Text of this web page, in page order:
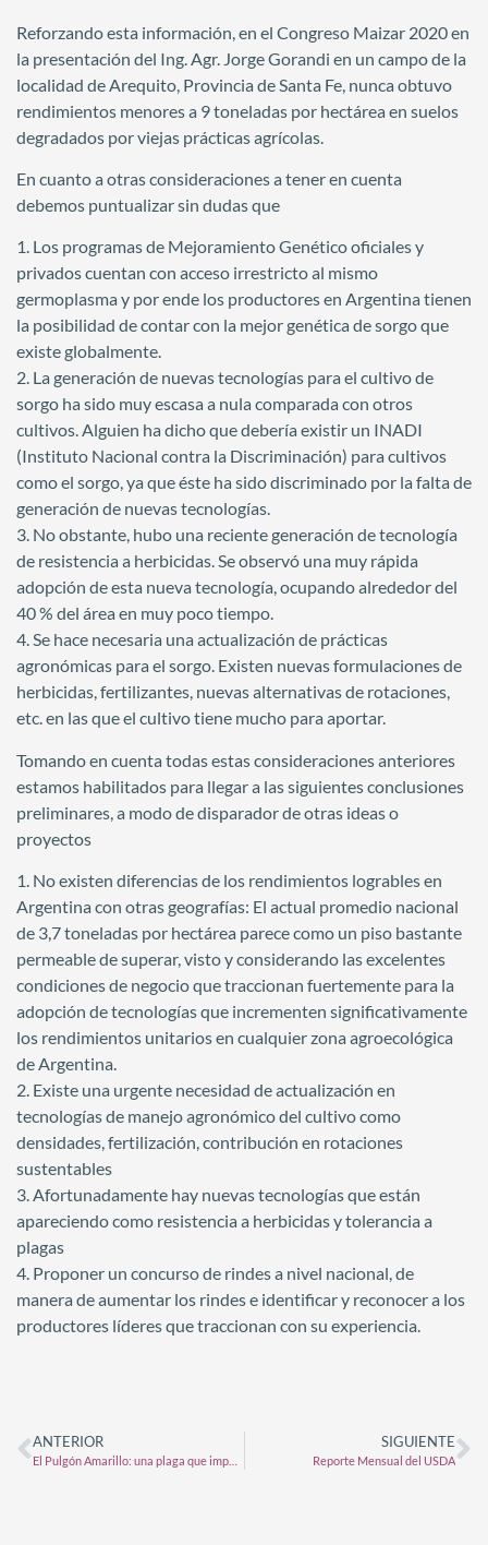
Reforzando esta información, en el Congreso Maizar 2020 en
la presentación del Ing. Agr. Jorge Gorandi en un campo de la
localidad de Arequito, Provincia de Santa Fe, nunca obtuvo
rendimientos menores a 9 toneladas por hectárea en suelos
degradados por viejas prácticas agrícolas.
En cuanto a otras consideraciones a tener en cuenta
debemos puntualizar sin dudas que
1. Los programas de Mejoramiento Genético oficiales y
privados cuentan con acceso irrestricto al mismo
germoplasma y por ende los productores en Argentina tienen
la posibilidad de contar con la mejor genética de sorgo que
existe globalmente.
2. La generación de nuevas tecnologías para el cultivo de
sorgo ha sido muy escasa a nula comparada con otros
cultivos. Alguien ha dicho que debería existir un INADI
(Instituto Nacional contra la Discriminación) para cultivos
como el sorgo, ya que éste ha sido discriminado por la falta de
generación de nuevas tecnologías.
3. No obstante, hubo una reciente generación de tecnología
de resistencia a herbicidas. Se observó una muy rápida
adopción de esta nueva tecnología, ocupando alrededor del
40 % del área en muy poco tiempo.
4. Se hace necesaria una actualización de prácticas
agronómicas para el sorgo. Existen nuevas formulaciones de
herbicidas, fertilizantes, nuevas alternativas de rotaciones,
etc. en las que el cultivo tiene mucho para aportar.
Tomando en cuenta todas estas consideraciones anteriores
estamos habilitados para llegar a las siguientes conclusiones
preliminares, a modo de disparador de otras ideas o
proyectos
1. No existen diferencias de los rendimientos logrables en
Argentina con otras geografías: El actual promedio nacional
de 3,7 toneladas por hectárea parece como un piso bastante
permeable de superar, visto y considerando las excelentes
condiciones de negocio que traccionan fuertemente para la
adopción de tecnologías que incrementen significativamente
los rendimientos unitarios en cualquier zona agroecológica
de Argentina.
2. Existe una urgente necesidad de actualización en
tecnologías de manejo agronómico del cultivo como
densidades, fertilización, contribución en rotaciones
sustentables
3. Afortunadamente hay nuevas tecnologías que están
apareciendo como resistencia a herbicidas y tolerancia a
plagas
4. Proponer un concurso de rindes a nivel nacional, de
manera de aumentar los rindes e identificar y reconocer a los
productores líderes que traccionan con su experiencia.
ANTERIOR SIGUIENTE
Reporte Mensual del USDA